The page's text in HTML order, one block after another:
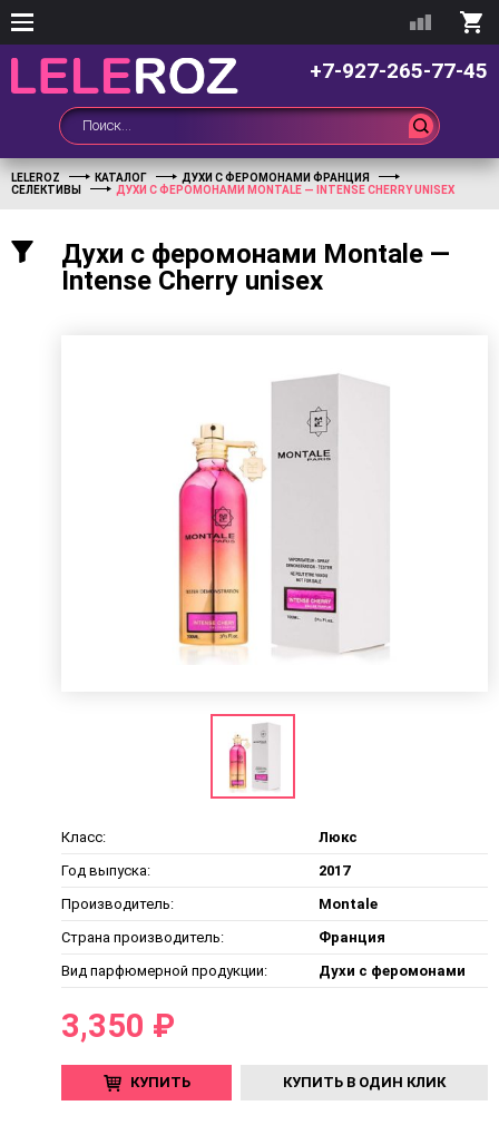
+7-927-265-77-45
LELEROZ КАТАЛОГ
ДУХИ С ФЕРОМОНАМИ ФРАНЦИЯ
СЕЛЕКТИВЫ
ДУХИ С ФЕРОМОНАМИ MONTALE — INTENSE CHERRY UNISEX
Духи с феромонами Montale —
Intense Cherry unisex
Класс:
Люкс
Год выпуска:
2017
Производитель:
Montale
Страна производитель:
Франция
Вид парфюмерной продукции:
Духи с феромонами
3,350 ₽
КУПИТЬ КУПИТЬ В ОДИН КЛИК